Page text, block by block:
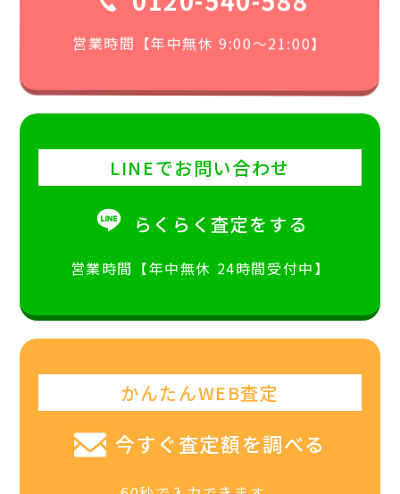
営業時間【年中無休 9:00〜21:00】
LINEでお問い合わせ
らくらく査定をする
営業時間【年中無休 24時間受付中】
かんたんWEB査定
今すぐ査定額を調べる